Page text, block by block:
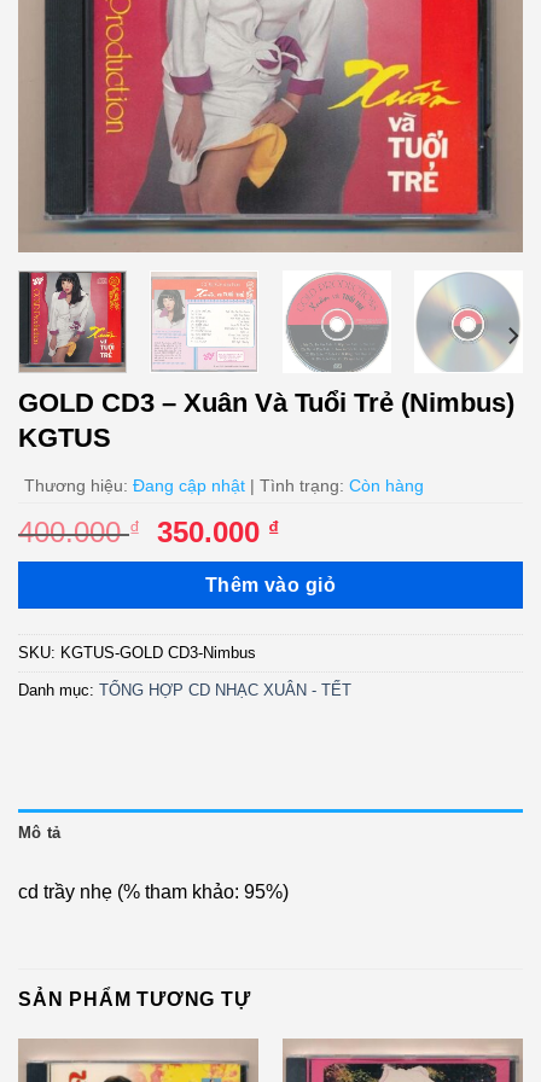
GOLD CD3 – Xuân Và Tuổi Trẻ (Nimbus)
KGTUS
Thương hiệu: Đang cập nhật | Tình trạng: Còn hàng
400.000₫
Giá
gốc
400.000 ₫.
350.000 ₫Giá
hiện
tại
là:
Thêm vào giỏ
SKU: KGTUS-GOLD CD3-Nimbus
Danh mục: TỔNG HỢP CD NHẠC XUÂN - TẾT
Mô tả
cd trầy nhẹ (% tham khảo: 95%)
SẢN PHẨM TƯƠNG TỰ